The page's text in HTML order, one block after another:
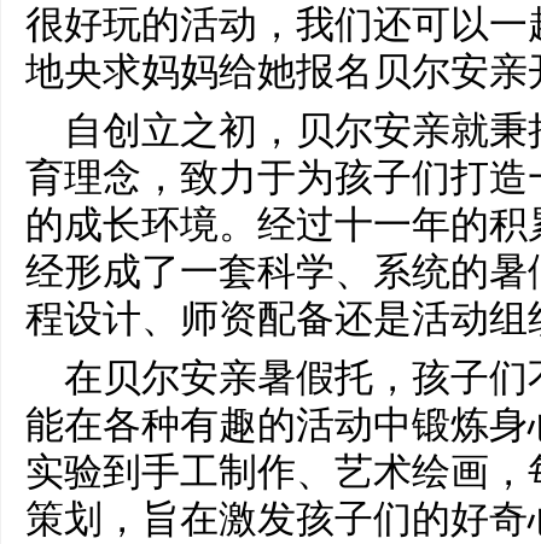
很好玩的活动，我们还可以
地央求妈妈给她报名贝尔安亲
自创立之初，贝尔安亲就
育理念，致力于为孩子们打
的成长环境。经过十一年的
经形成了一套科学、系统的
程设计、师资配备还是活动
在贝尔安亲暑假托，孩子
能在各种有趣的活动中锻炼
实验到手工制作、艺术绘画
策划，旨在激发孩子们的好